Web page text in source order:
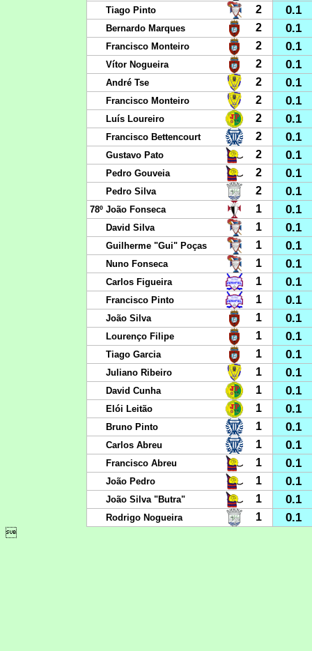
Tiago Pinto 2 0.1
Bernardo Marques 2 0.1
Francisco Monteiro 2 0.1
Vítor Nogueira 2 0.1
André Tse 2 0.1
Francisco Monteiro 2 0.1
Luís Loureiro 2 0.1
Francisco Bettencourt 2 0.1
Gustavo Pato 2 0.1
Pedro Gouveia 2 0.1
Pedro Silva 2 0.1
78º João Fonseca 1 0.1
David Silva 1 0.1
Guilherme "Gui" Poças 1 0.1
Nuno Fonseca 1 0.1
Carlos Figueira 1 0.1
Francisco Pinto 1 0.1
João Silva 1 0.1
Lourenço Filipe 1 0.1
Tiago Garcia 1 0.1
Juliano Ribeiro 1 0.1
David Cunha 1 0.1
Elói Leitão 1 0.1
Bruno Pinto 1 0.1
Carlos Abreu 1 0.1
Francisco Abreu 1 0.1
João Pedro 1 0.1
João Silva "Butra" 1 0.1
Rodrigo Nogueira 1 0.1
